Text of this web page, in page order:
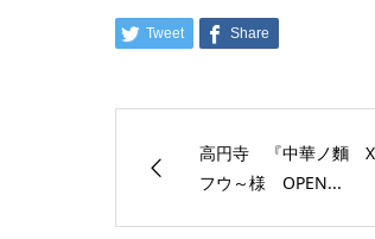
Tweet Share
高円寺 『中華ノ麵
フウ～様 OPEN...